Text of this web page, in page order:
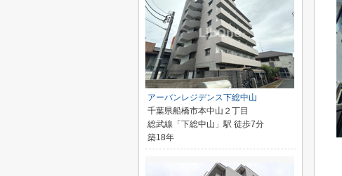
アーバンレジデンス下総中山
千葉県船橋市本中山２丁目
総武線「下総中山」駅 徒歩7分
築18年